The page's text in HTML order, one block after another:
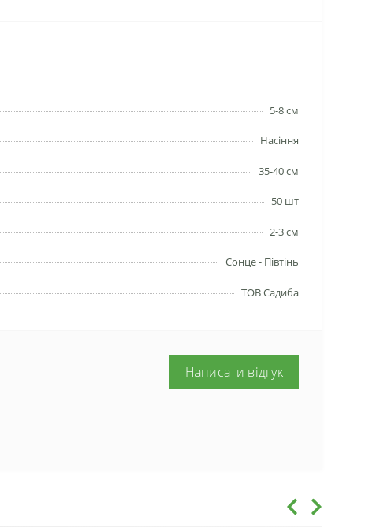
5-8 см
Насіння
35-40 см
50 шт
2-3 см
Сонце - Півтінь
ТОВ Садиба
Написати відгук